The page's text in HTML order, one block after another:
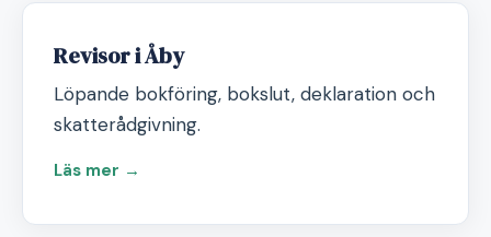
Revisor i Åby
Löpande bokföring, bokslut, deklaration och
skatterådgivning.
Läs mer →